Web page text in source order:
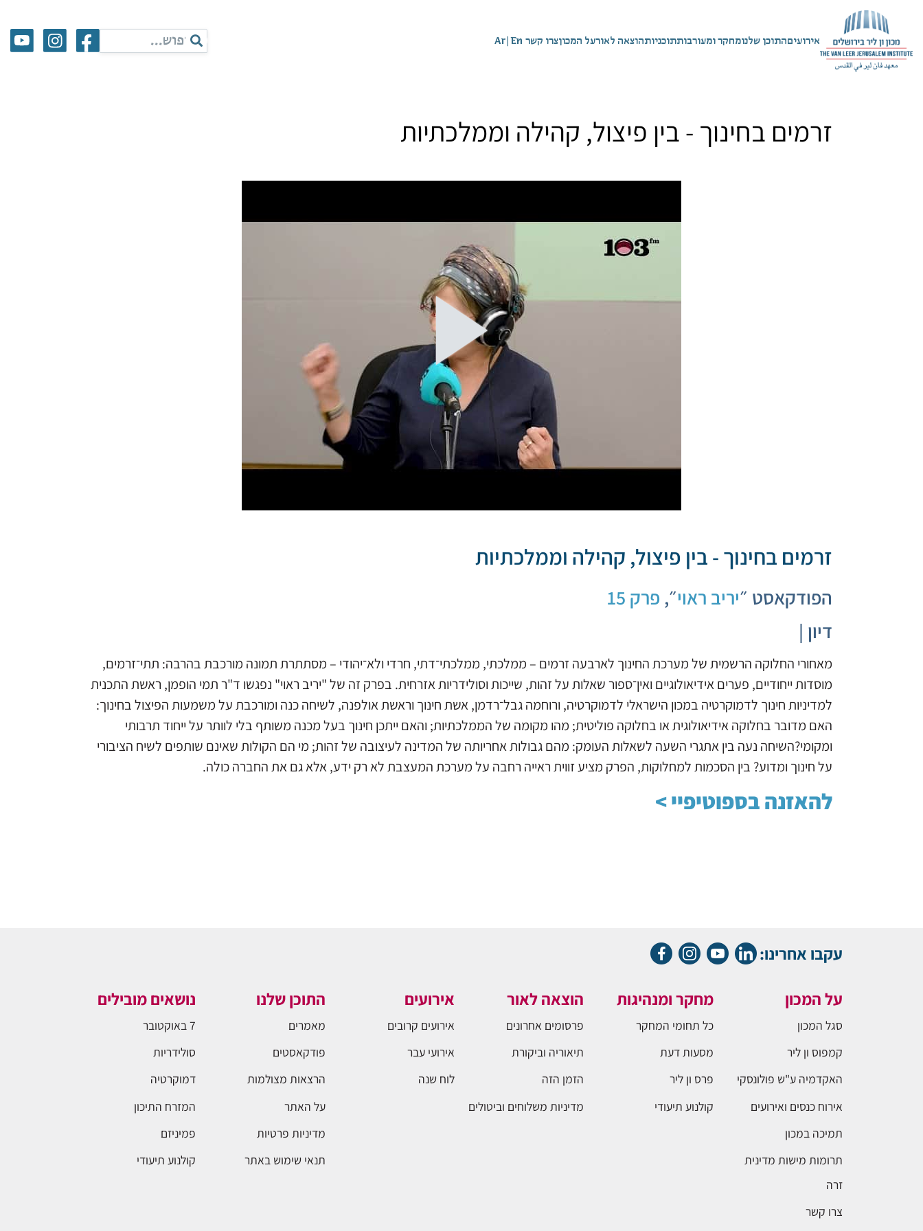
אירועיםהתוכן שלנומחקר ומעורבותתוכניותהוצאה לאורעל המכוןצרו קשר En
|
Ar
זרמים בחינוך - בין פיצול, קהילה וממלכתיות
זרמים בחינוך - בין פיצול, קהילה וממלכתיות
הפודקאסט ״יריב ראוי״, פרק 15
דיון |
מאחורי החלוקה הרשמית של מערכת החינוך לארבעה זרמים – ממלכתי, ממלכתי־דתי, חרדי ולא־יהודי – מסתתרת תמונה מורכבת בהרבה: תתי־זרמים,
מוסדות ייחודיים, פערים אידיאולוגיים ואין־ספור שאלות על זהות, שייכות וסולידריות אזרחית. בפרק זה של "יריב ראוי" נפגשו ד"ר תמי הופמן, ראשת התכנית
למדיניות חינוך לדמוקרטיה במכון הישראלי לדמוקרטיה, ורוחמה גבל־רדמן, אשת חינוך וראשת אולפנה, לשיחה כנה ומורכבת על משמעות הפיצול בחינוך:
האם מדובר בחלוקה אידיאולוגית או בחלוקה פוליטית; מהו מקומה של הממלכתיות; והאם ייתכן חינוך בעל מכנה משותף בלי לוותר על ייחוד תרבותי
ומקומי?השיחה נעה בין אתגרי השעה לשאלות העומק: מהם גבולות אחריותה של המדינה לעיצובה של זהות; מי הם הקולות שאינם שותפים לשיח הציבורי
על חינוך ומדוע? בין הסכמות למחלוקות, הפרק מציע זווית ראייה רחבה על מערכת המעצבת לא רק ידע, אלא גם את החברה כולה.
להאזנה בספוטיפיי >
עקבו אחרינו:
על המכון
סגל המכון
קמפוס ון ליר
האקדמיה ע"ש פולונסקי
אירוח כנסים ואירועים
תמיכה במכון
תרומות מישות מדינית
זרה
צרו קשר
מחקר ומנהיגות
כל תחומי המחקר
מסעות דעת
פרס ון ליר
קולנוע תיעודי
הוצאה לאור
פרסומים אחרונים
תיאוריה וביקורת
הזמן הזה
מדיניות משלוחים וביטולים
אירועים
אירועים קרובים
אירועי עבר
לוח שנה
התוכן שלנו
מאמרים
פודקאסטים
הרצאות מצולמות
על האתר
מדיניות פרטיות
תנאי שימוש באתר
נושאים מובילים
7 באוקטובר
סולידריות
דמוקרטיה
המזרח התיכון
פמיניזם
קולנוע תיעודי